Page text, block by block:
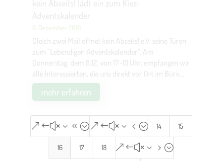
6. Dezember 2016
Gleich zwei Mail öffnet kein Abseits! e.V. seine Türen
zum “Lebendigen Adventskalender”. Am
Donnerstag, dem 8.12. von 17-19 Uhr, empfangen wir
alle Interessierten, die uns direkt vor Ort im Büro...
mehr erfahren
&#x38;&#x34; 14 15
16 17 18 &#x35;